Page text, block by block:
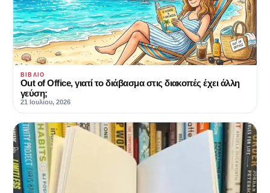
ΒΙΒΛΊΟ
Out of Office, γιατί το διάβασμα στις διακοπές έχει άλλη
γεύση;
21 Ιουλίου, 2026